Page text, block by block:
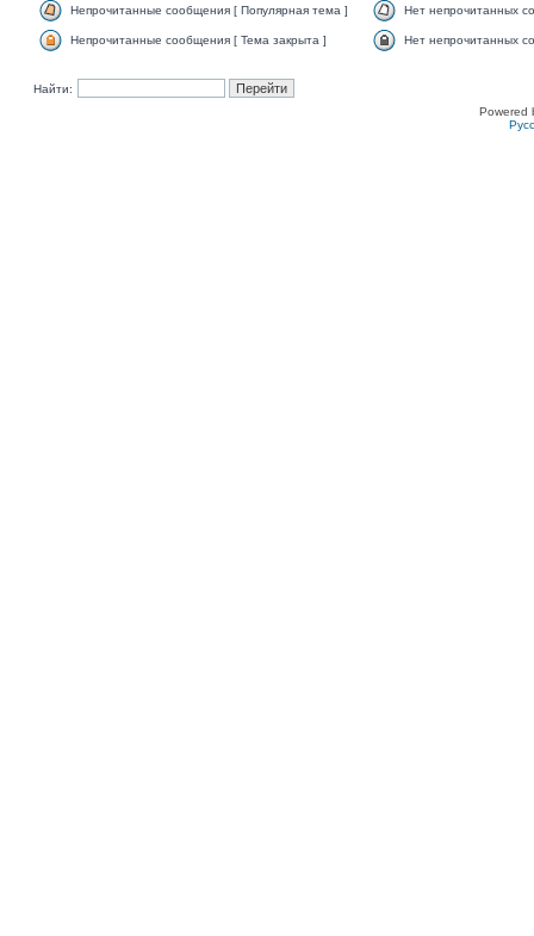
Непрочитанные сообщения [ Популярная тема ] Нет непрочитанных
Непрочитанные сообщения [ Тема закрыта ] Нет непрочитанных
Найти:
Powered